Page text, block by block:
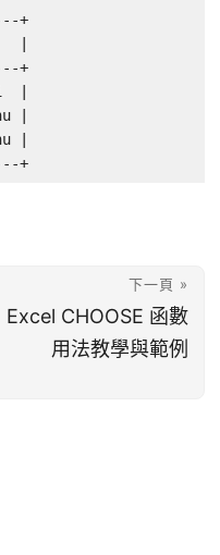
+
|
+
|
|
|
+
下一頁 »
Excel CHOOSE 函數
用法教學與範例